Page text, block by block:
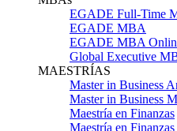
EGADE Full-Time
EGADE MBA
EGADE MBA
Global Executive
MAESTRÍAS
Master in Business
Master in Business
Maestría en Finanzas
Maestría en